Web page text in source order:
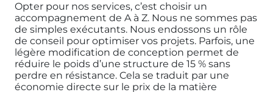
Opter pour nos services, c’est choisir un
accompagnement de A à Z. Nous ne sommes pas
de simples exécutants. Nous endossons un rôle
de conseil pour optimiser vos projets. Parfois, une
légère modification de conception permet de
réduire le poids d’une structure de 15 % sans
perdre en résistance. Cela se traduit par une
économie directe sur le prix de la matière